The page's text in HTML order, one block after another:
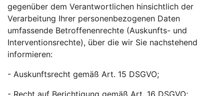
gegenüber dem Verantwortlichen hinsichtlich der
Verarbeitung Ihrer personenbezogenen Daten
umfassende Betroffenenrechte (Auskunfts- und
Interventionsrechte), über die wir Sie nachstehend
informieren:
- Auskunftsrecht gemäß Art. 15 DSGVO;
- Recht auf Berichtigung gemäß Art. 16 DSGVO;